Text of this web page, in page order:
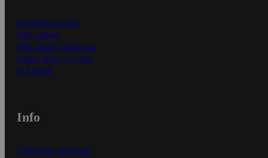
Ensitilaajan ohjeet
Näin maksat
Näin tilaat ja muokkaat
Kaikki ohjeet ja vinkit
In English
Info
S-Business yrityksille